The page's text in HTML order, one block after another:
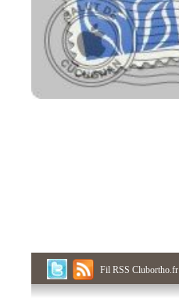
Fil RSS Clubortho.fr